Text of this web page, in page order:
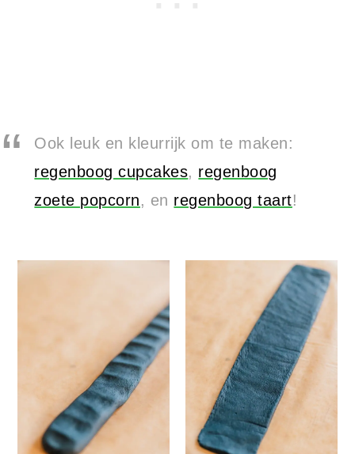
Ook leuk en kleurrijk om te maken:
regenboog cupcakes, regenboog
zoete popcorn, en regenboog taart!